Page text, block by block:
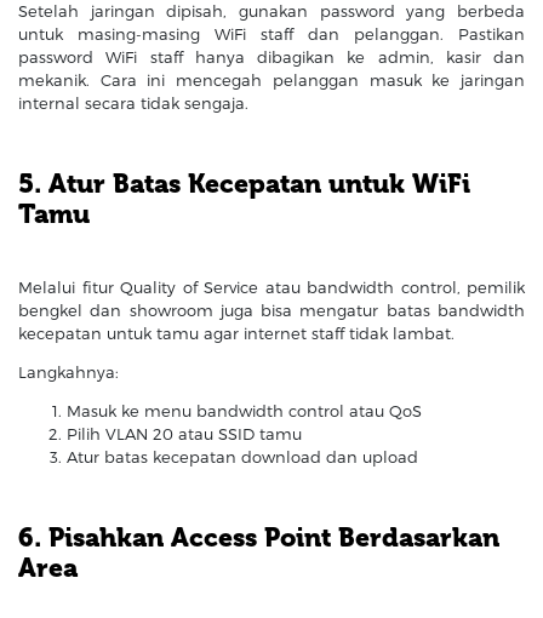
Setelah jaringan dipisah, gunakan password yang berbeda
untuk masing-masing WiFi staff dan pelanggan. Pastikan
password WiFi staff hanya dibagikan ke admin, kasir dan
mekanik. Cara ini mencegah pelanggan masuk ke jaringan
internal secara tidak sengaja.
5. Atur Batas Kecepatan untuk WiFi
Tamu
Melalui fitur Quality of Service atau bandwidth control, pemilik
bengkel dan showroom juga bisa mengatur batas bandwidth
kecepatan untuk tamu agar internet staff tidak lambat.
Langkahnya:
Masuk ke menu bandwidth control atau QoS
Pilih VLAN 20 atau SSID tamu
Atur batas kecepatan download dan upload
6. Pisahkan Access Point Berdasarkan
Area